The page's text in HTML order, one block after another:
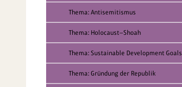
Thema: Antisemitismus
Thema: Holocaust—Shoah
Thema: Sustainable Development Goals
Thema: Gründung der Republik